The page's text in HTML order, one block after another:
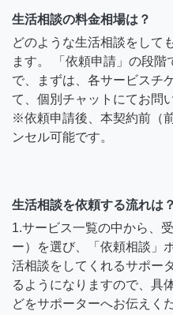
生活相談の料金相場は？
どのような生活相談をして
ます。 「依頼申請」の段
で、まずは、各サービスチ
て、個別チャットにてお問
※依頼申請後、本契約前（
ンセル可能です。
生活相談を依頼する流れは？
1.サービス一覧の中から、
ー）を選び、「依頼相談」
活相談をしてくれるサポー
るようになりますので、具
どをサポーターへお伝えく